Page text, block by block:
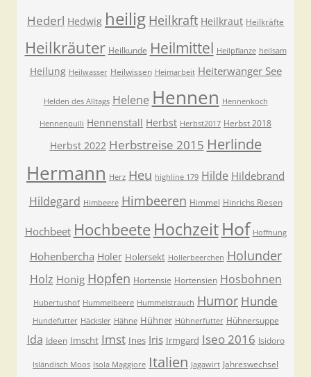
Hederl Hedwig heilig Heilkraft Heilkraut Heilkräfte
Heilkräuter Heilkunde Heilmittel Heilpflanze heilsam
Heilung Heilwasser Heilwissen Heimarbeit Heiterwanger See
Helden des Alltags Helene Hennen Hennenkoch
Hennenpulli Hennenstall Herbst Herbst2017 Herbst 2018
Herbst 2022 Herbstreise 2015 Herlinde
Hermann Herz Heu highline 179 Hilde Hildebrand
Hildegard Himbeere Himbeeren Himmel Hinrichs Riesen
Hochbeet Hochbeete Hochzeit Hof Hoffnung
Hohenbercha Holer Holersekt Hollerbeerchen Holunder
Holz Honig Hopfen Hortensie Hortensien Hosbohnen
Hubertushof Hummelbeere Hummelstrauch Humor Hunde
Hundefutter Häcksler Hähne Hühner Hühnerfutter Hühnersuppe
Ida Ideen Imscht Imst Ines Iris Irmgard Iseo 2016 Isidoro
Isländisch Moos Isola Maggiore Italien Jagawirt Jahreswechsel